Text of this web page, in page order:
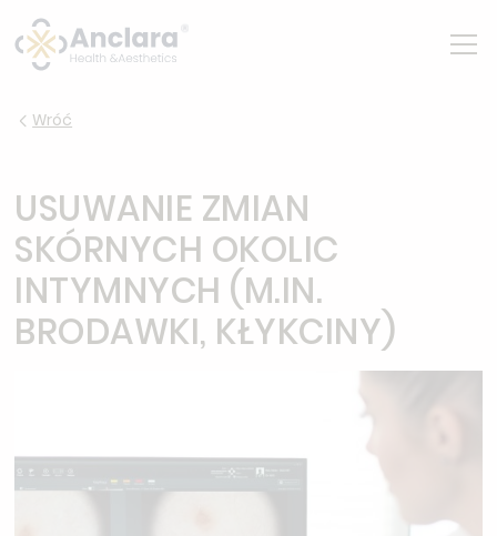
Wróć
USUWANIE ZMIAN
SKÓRNYCH OKOLIC
INTYMNYCH (M.IN.
BRODAWKI, KŁYKCINY)